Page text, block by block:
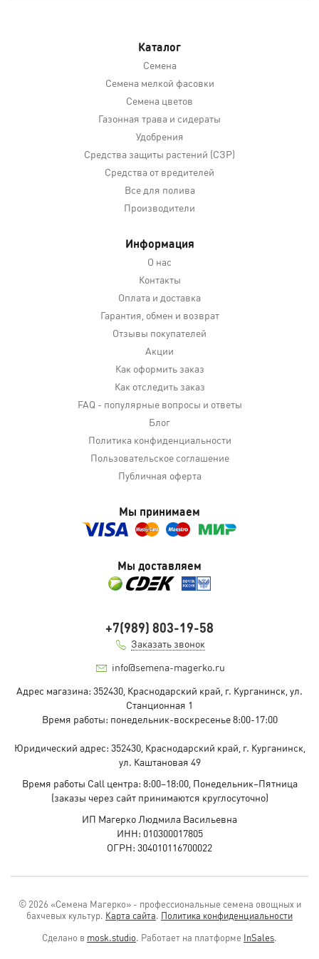
Каталог
Семена
Семена мелкой фасовки
Семена цветов
Газонная трава и сидераты
Удобрения
Средства защиты растений (СЗР)
Средства от вредителей
Все для полива
Производители
Информация
О нас
Контакты
Оплата и доставка
Гарантия, обмен и возврат
Отзывы покупателей
Акции
Как оформить заказ
Как отследить заказ
FAQ - популярные вопросы и ответы
Блог
Политика конфиденциальности
Пользовательское соглашение
Публичная оферта
Мы принимаем
Мы доставляем
+7(989) 803-19-58
Заказать звонок
info@semena-magerko.ru
Адрес магазина: 352430, Краснодарский край, г. Курганинск, ул.
Станционная 1
Время работы: понедельник-воскресенье 8:00-17:00
Юридический адрес: 352430, Краснодарский край, г. Курганинск,
ул. Каштановая 49
Время работы Call центра: 8:00–18:00, Понедельник–Пятница
(заказы через сайт принимаются круглосуточно)
ИП Магерко Людмила Васильевна
ИНН: 010300017805
ОГРН: 304010116700022
© 2026 «Семена Магерко» - профессиональные семена овощных и
бахчевых культур. Карта сайта. Политика конфиденциальности
Сделано в mosk.studio. Работает на платформе InSales.